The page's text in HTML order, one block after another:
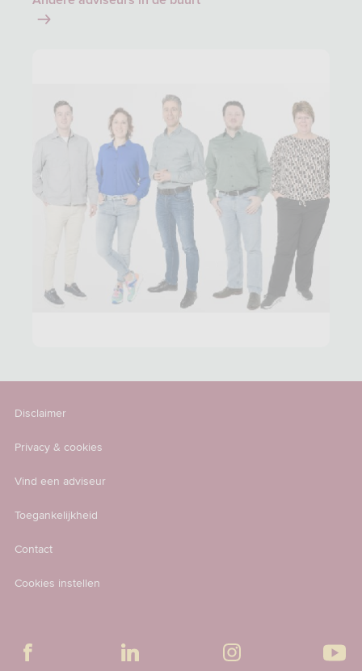
Disclaimer
Privacy & cookies
Vind een adviseur
Toegankelijkheid
Contact
Cookies instellen